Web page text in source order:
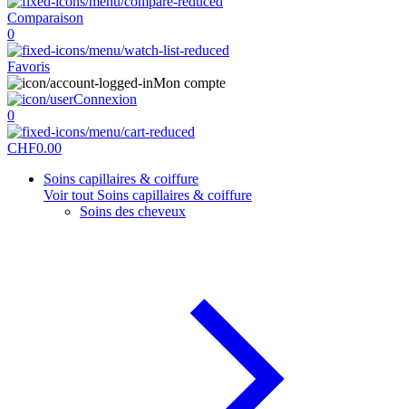
Comparaison
0
Favoris
Mon compte
Connexion
0
CHF0.00
Soins capillaires & coiffure
Voir tout Soins capillaires & coiffure
Soins des cheveux